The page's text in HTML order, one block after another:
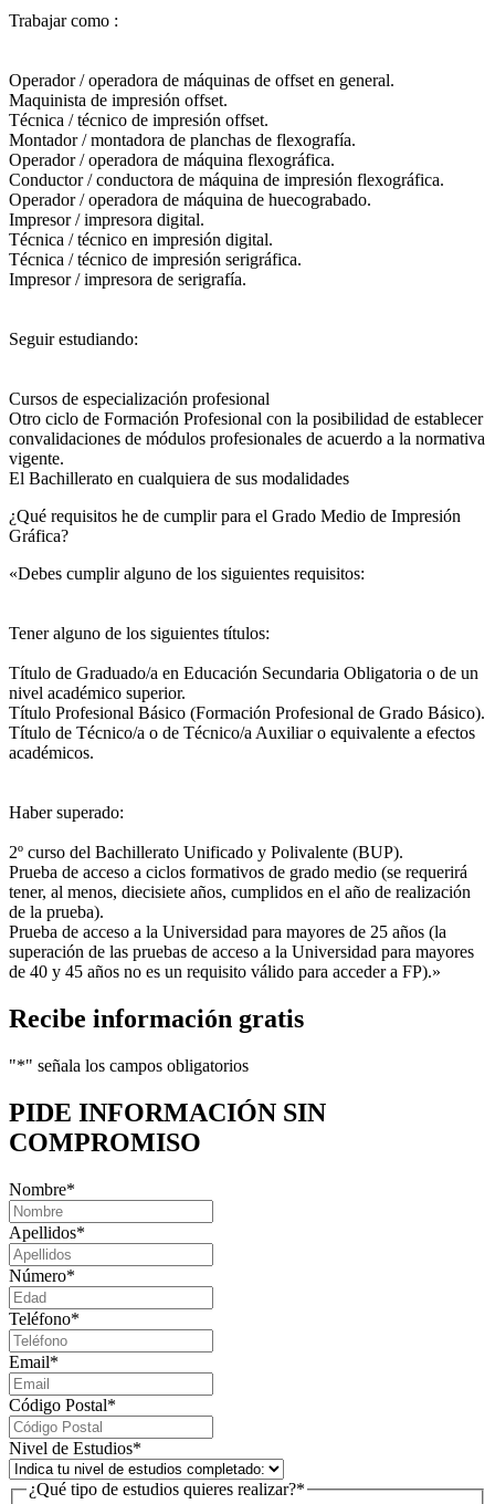
Trabajar como :
Operador / operadora de máquinas de offset en general.
Maquinista de impresión offset.
Técnica / técnico de impresión offset.
Montador / montadora de planchas de flexografía.
Operador / operadora de máquina flexográfica.
Conductor / conductora de máquina de impresión flexográfica.
Operador / operadora de máquina de huecograbado.
Impresor / impresora digital.
Técnica / técnico en impresión digital.
Técnica / técnico de impresión serigráfica.
Impresor / impresora de serigrafía.
Seguir estudiando:
Cursos de especialización profesional
Otro ciclo de Formación Profesional con la posibilidad de establecer
convalidaciones de módulos profesionales de acuerdo a la normativa
vigente.
El Bachillerato en cualquiera de sus modalidades
¿Qué requisitos he de cumplir para el Grado Medio de Impresión
Gráfica?
«Debes cumplir alguno de los siguientes requisitos:
Tener alguno de los siguientes títulos:
Título de Graduado/a en Educación Secundaria Obligatoria o de un
nivel académico superior.
Título Profesional Básico (Formación Profesional de Grado Básico).
Título de Técnico/a o de Técnico/a Auxiliar o equivalente a efectos
académicos.
Haber superado:
2º curso del Bachillerato Unificado y Polivalente (BUP).
Prueba de acceso a ciclos formativos de grado medio (se requerirá
tener, al menos, diecisiete años, cumplidos en el año de realización
de la prueba).
Prueba de acceso a la Universidad para mayores de 25 años (la
superación de las pruebas de acceso a la Universidad para mayores
de 40 y 45 años no es un requisito válido para acceder a FP).»
Recibe información gratis
"*" señala los campos obligatorios
PIDE INFORMACIÓN SIN
COMPROMISO
Nombre*
Apellidos*
Número*
Teléfono*
Email*
Código Postal*
Nivel de Estudios*
¿Qué tipo de estudios quieres realizar?*